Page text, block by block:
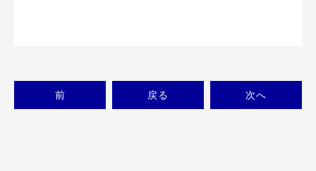
前 戻る 次へ